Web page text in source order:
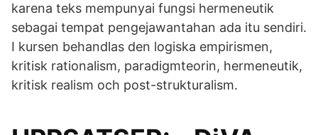
karena teks mempunyai fungsi hermeneutik
sebagai tempat pengejawantahan ada itu sendiri.
I kursen behandlas den logiska empirismen,
kritisk rationalism, paradigmteorin, hermeneutik,
kritisk realism och post-strukturalism.